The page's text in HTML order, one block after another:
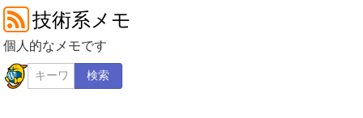
技術系メモ
個人的なメモです
検索